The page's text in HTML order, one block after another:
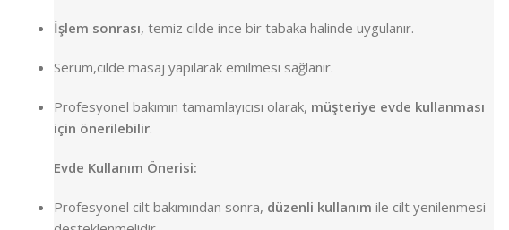
İşlem sonrası, temiz cilde ince bir tabaka halinde uygulanır.
Serum,cilde masaj yapılarak emilmesi sağlanır.
Profesyonel bakımın tamamlayıcısı olarak, müşteriye evde kullanması
için önerilebilir.
Evde Kullanım Önerisi:
Profesyonel cilt bakımından sonra, düzenli kullanım ile cilt yenilenmesi